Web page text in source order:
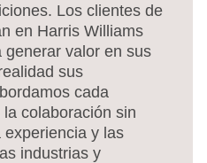
Los clientes de
en Harris Williams
generar valor en sus
sus
cada
colaboración sin
y las
industrias y